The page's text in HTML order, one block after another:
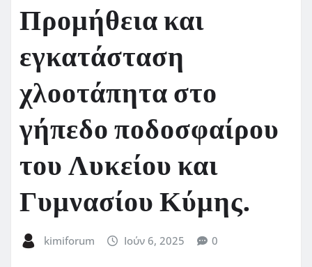
Προμήθεια και
εγκατάσταση
χλοοτάπητα στο
γήπεδο ποδοσφαίρου
του Λυκείου και
Γυμνασίου Κύμης.
kimiforum Ιούν 6, 2025 0